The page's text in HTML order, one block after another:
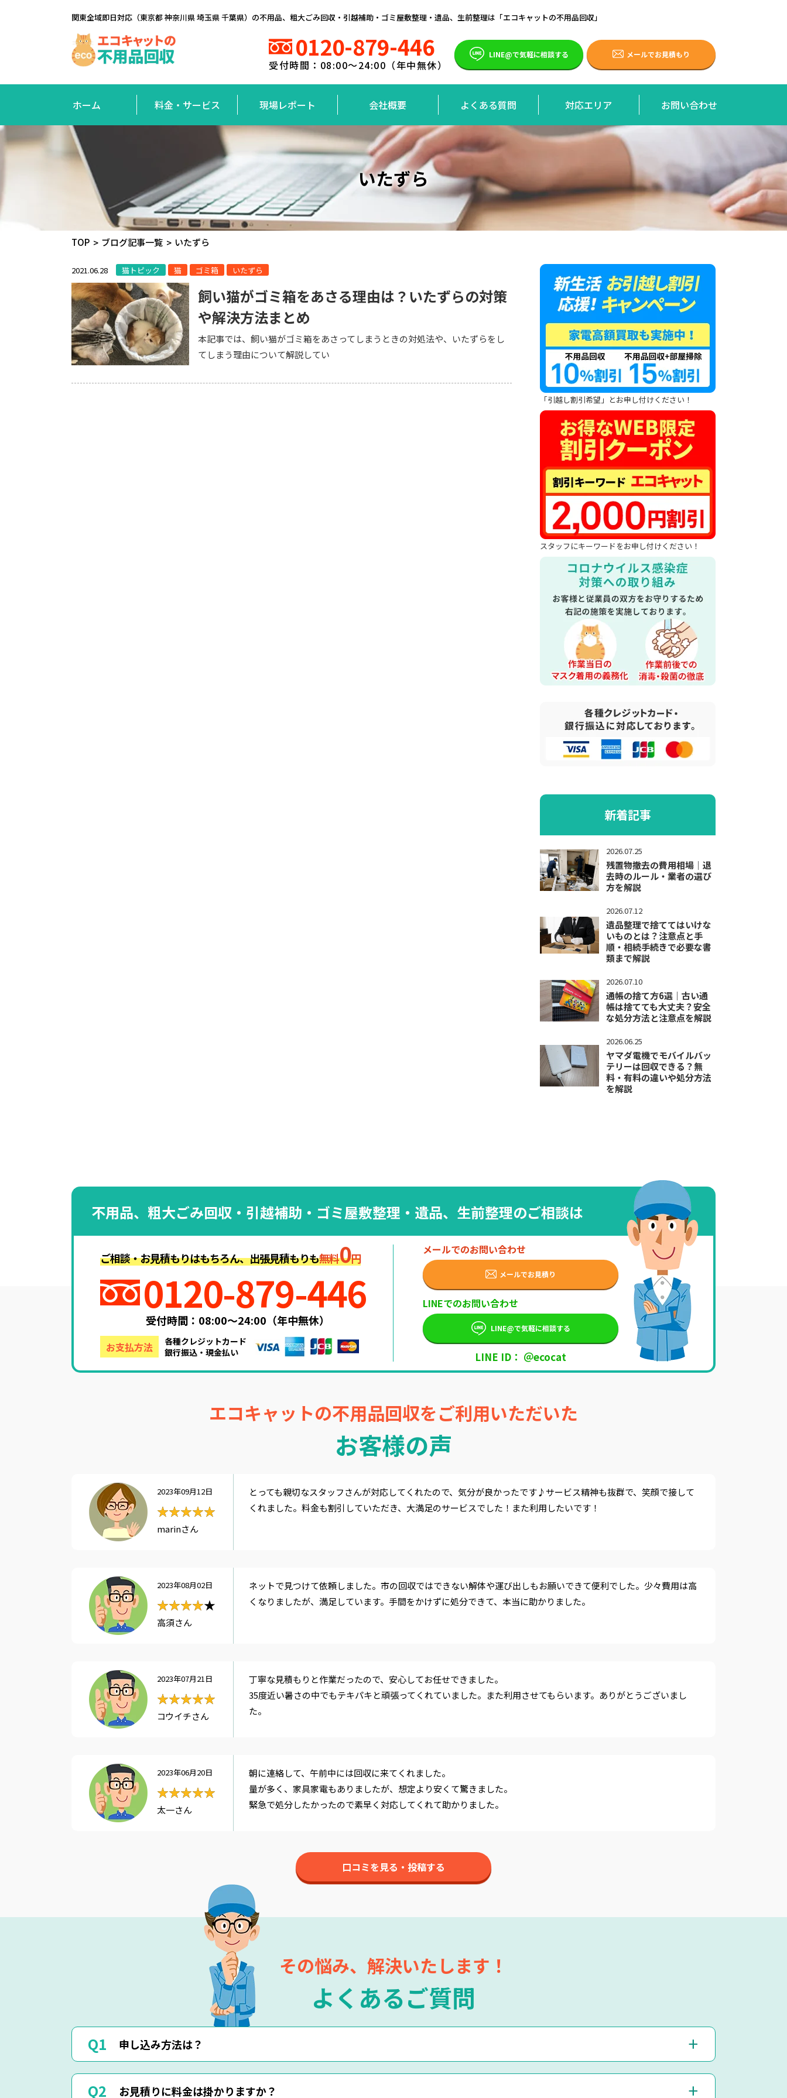
関東全域即日対応（東京都 神奈川県 埼玉県 千葉県）の不用品、粗大ごみ回収・引越補助・ゴミ屋敷整理・遺品、生前整理は「エコキャットの不用品回収」
0120-879-446
受付時間：08:00～24:00（年中無休）
LINE@で気軽に相談する メールでお見積もり
ホーム 料金・サービス 現場レポート 会社概要 よくある質問 対応エリア お問い合わせ
いたずら
TOP ブログ記事一覧 いたずら
2021.06.28 猫トピック 猫 ゴミ箱 いたずら
飼い猫がゴミ箱をあさる理由は？いたずらの対策
や解決方法まとめ
本記事では、飼い猫がゴミ箱をあさってしまうときの対処法や、いたずらをし
てしまう理由について解説してい
「引越し割引希望」とお申し付けください！
スタッフにキーワードをお申し付けください！
新着記事
2026.07.25
残置物撤去の費用相場｜退
去時のルール・業者の選び
方を解説
2026.07.12
遺品整理で捨ててはいけな
いものとは？注意点と手
順・相続手続きで必要な書
類まで解説
2026.07.10
通帳の捨て方6選｜古い通
帳は捨てても大丈夫？安全
な処分方法と注意点を解説
2026.06.25
ヤマダ電機でモバイルバッ
テリーは回収できる？無
料・有料の違いや処分方法
を解説
不用品、粗大ごみ回収・引越補助・ ゴミ屋敷整理・遺品、生前整理のご相談は
ご相談・お見積もりはもちろん、出張見積もりも無料0円
0120-879-446
受付時間：08:00～24:00（年中無休）
お支払方法
各種クレジットカード
銀行振込・現金払い
メールでのお問い合わせ
メールでお見積り
LINEでのお問い合わせ
LINE@で気軽に相談する
LINE ID： ＠ecocat
エコキャットの不用品回収をご利用いただいた
お客様の声
2023年09月12日
★★★★★
★★★★★
marinさん
とっても親切なスタッフさんが対応してくれたので、気分が良かったです♪サービス精神も抜群で、笑顔で接して
くれました。料金も割引していただき、大満足のサービスでした！また利用したいです！
2023年08月02日
★★★★★
★★★★
高須さん
ネットで見つけて依頼しました。市の回収ではできない解体や運び出しもお願いできて便利でした。少々費用は高
くなりましたが、満足しています。手間をかけずに処分できて、本当に助かりました。
2023年07月21日
★★★★★
★★★★★
コウイチさん
丁寧な見積もりと作業だったので、安心してお任せできました。
35度近い暑さの中でもテキパキと頑張ってくれていました。また利用させてもらいます。ありがとうございまし
た。
2023年06月20日
★★★★★
★★★★★
太一さん
朝に連絡して、午前中には回収に来てくれました。
量が多く、家具家電もありましたが、想定より安くて驚きました。
緊急で処分したかったので素早く対応してくれて助かりました。
口コミを見る・投稿する
その悩み、解決いたします！
よくあるご質問
申し込み方法は？
お電話(0120-879-446)もしくはメール・LINEにてお申込みくださいませ。
お電話・メール・LINEにてご予約が可能です。
お見積りに料金は掛かりますか？